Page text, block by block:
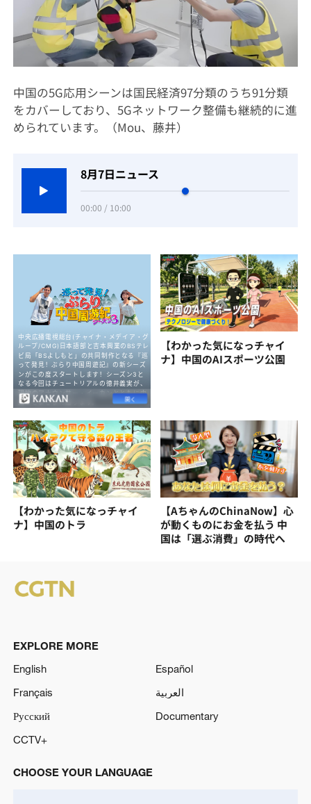
中国の5G応用シーンは国民経済97分類のうち91分類
をカバーしており、5Gネットワーク整備も継続的に進
められています。（Mou、藤井）
8月7日ニュース
00:00 / 10:00
【わかった気になっチャイ
ナ】中国のAIスポーツ公園
【わかった気になっチャイ
ナ】中国のトラ
【AちゃんのChinaNow】心
が動くものにお金を払う 中
国は「選ぶ消費」の時代へ
EXPLORE MORE
English
Español
Français
العربية
Русский
Documentary
CCTV+
CHOOSE YOUR LANGUAGE